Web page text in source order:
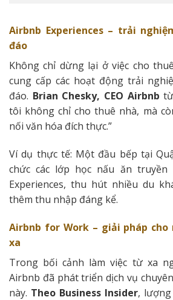
Airbnb Experiences – trải
đáo
Không chỉ dừng lại ở việc cho
cung cấp các hoạt động trải
đáo. Brian Chesky, CEO Airbnb
tôi không chỉ cho thuê nhà, mà
nối văn hóa đích thực.”
Ví dụ thực tế: Một đầu bếp tại
chức các lớp học nấu ăn
Experiences, thu hút nhiều du
thêm thu nhập đáng kể.
Airbnb for Work – giải pháp
xa
Trong bối cảnh làm việc từ xa
Airbnb đã phát triển dịch vụ
này. Theo Business Insider,